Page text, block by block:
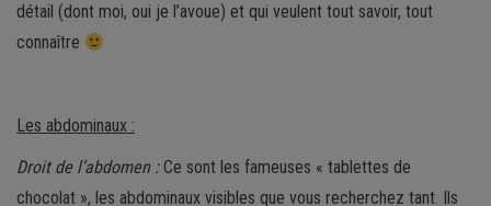
détail (dont moi, oui je l’avoue) et qui veulent tout savoir, tout
connaître
Les abdominaux :
Droit de l’abdomen :Ce sont les fameuses « tablettes de
chocolat », les abdominaux visibles que vous recherchez tant. Ils